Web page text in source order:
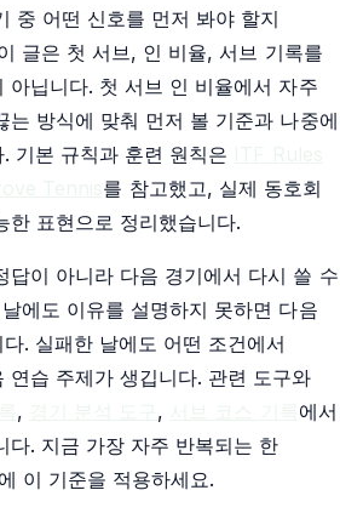
중 어떤 신호를 먼저 봐야 할지
글은 첫 서브, 인 비율, 서브 기록를
아닙니다. 첫 서브 인 비율에서 자주
는 방식에 맞춰 먼저 볼 기준과 나중에
기본 규칙과 훈련 원칙은
를 참고했고, 실제 동호회
한 표현으로 정리했습니다.
답이 아니라 다음 경기에서 다시 쓸 수
에도 이유를 설명하지 못하면 다음
. 실패한 날에도 어떤 조건에서
연습 주제가 생깁니다. 관련 도구와
, ,
에서
다. 지금 가장 자주 반복되는 한
이 기준을 적용하세요.